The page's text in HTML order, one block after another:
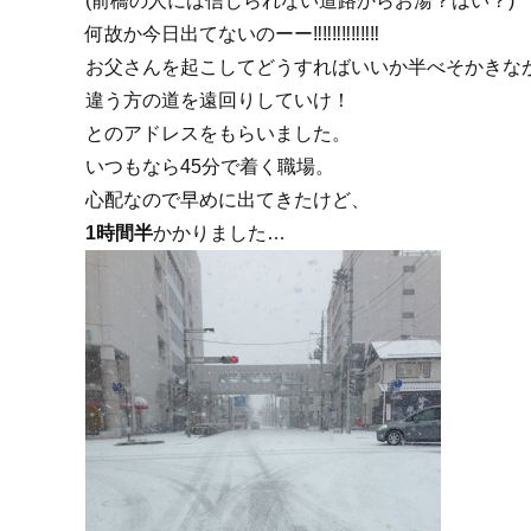
何故か今日出てないのーー‼︎‼︎‼︎‼︎‼︎‼︎‼︎
お父さんを起こしてどうすればいいか半べそかきな
違う方の道を遠回りしていけ！
とのアドレスをもらいました。
いつもなら45分で着く職場。
心配なので早めに出てきたけど、
1時間半かかりました…